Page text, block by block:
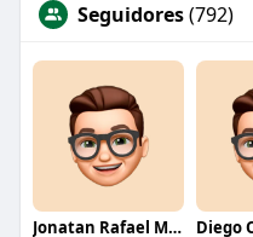
Seguidores(792)
Jonatan Rafael Mello